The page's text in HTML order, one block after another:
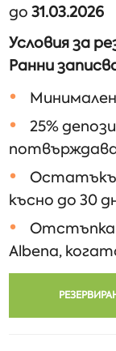
до31.03.2026
Условия за
Ранни
25%
късно до 30
Albena,